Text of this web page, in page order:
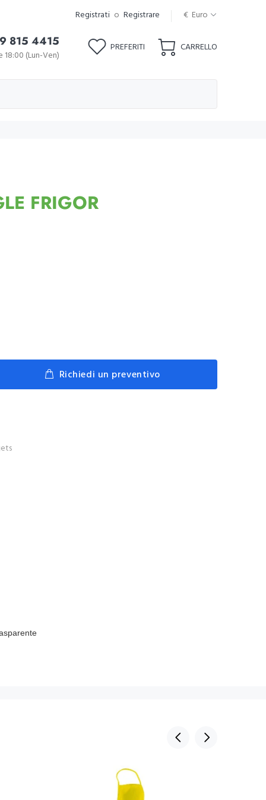
Registrati o Registrare € Euro
815 4415
18:00 (Lun-Ven)
PREFERITI CARRELLO
FRIGOR
Richiedi un preventivo